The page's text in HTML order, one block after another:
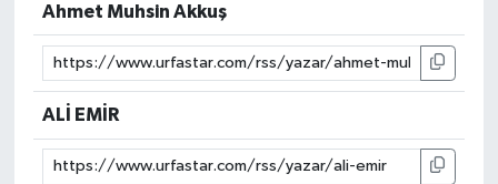
Ahmet Muhsin Akkuş
ALİ EMİR